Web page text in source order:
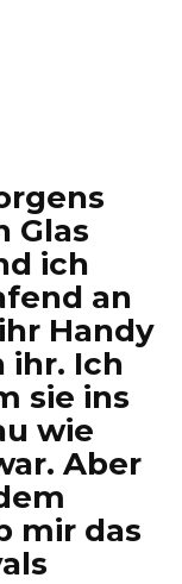
Glas
ich
an
Handy
ihr. Ich
sie ins
wie
Aber
mir das